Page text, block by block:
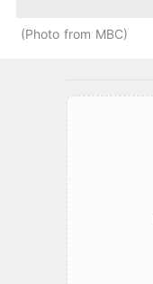
Photo from MBC